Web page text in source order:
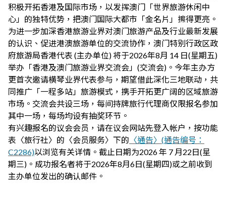
积极开拓香港及国际市场，以发挥澳门「世界旅游休闲中
心」的独特优势，把澳门国际大都市「金名片」擦得更亮。
为进一步加深香港旅游业界对澳门旅游产品及行业最新发展
的认识、促进港澳旅游单位的交流协作，澳门特别行政区政
府旅游局香港代表 (主办单位) 将于2026年8月 14 日(星期五)
举办「香港及澳门旅游业界交流会」(交流会)。今年主办方
更首次邀请横琴业界代表参与，期望借此深化三地联动，共
同推广「一程多站」旅游模式，携手开拓更广阔的区域旅游
市场。交流会共设三场，每间持牌旅行代理商仅限报名参加
其中一场，每场均设有抽奖环节。
有兴趣报名的议会会员，请在议会网站先登入帐户，按功能
表〈旅行社〉的〈会员服务〉下的 〈通告〉(通告编号：
C2286)以浏览有关详情。截止日期为2026 年 7 月22日(星
期三)。成功报名者将于2026年8月6日(星期四)或之前收到
主办单位发出的确认邮件。